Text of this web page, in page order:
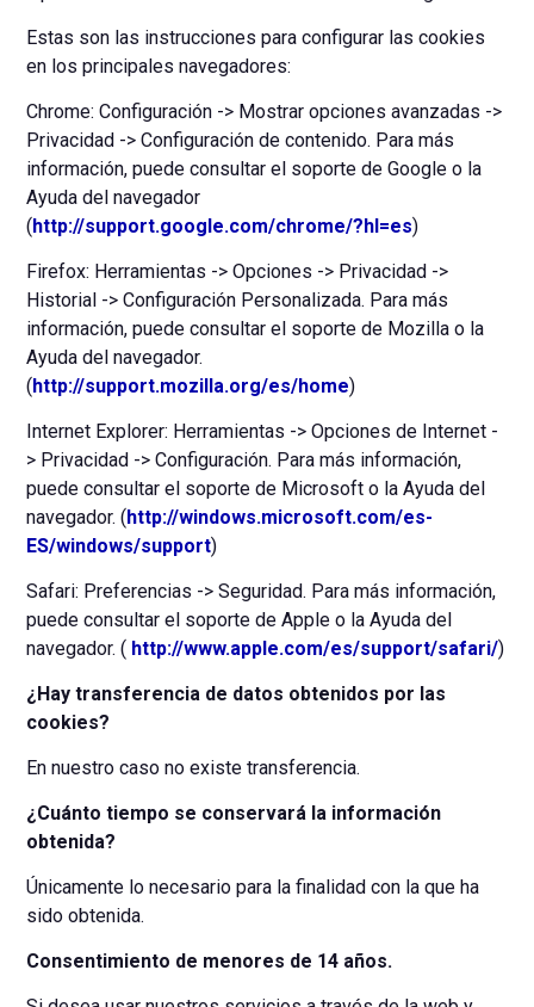
Estas son las instrucciones para configurar las cookies
en los principales navegadores:
Chrome: Configuración -> Mostrar opciones avanzadas ->
Privacidad -> Configuración de contenido. Para más
información, puede consultar el soporte de Google o la
Ayuda del navegador
(http://support.google.com/chrome/?hl=es)
Firefox: Herramientas -> Opciones -> Privacidad ->
Historial -> Configuración Personalizada. Para más
información, puede consultar el soporte de Mozilla o la
Ayuda del navegador.
(http://support.mozilla.org/es/home)
Internet Explorer: Herramientas -> Opciones de Internet -
> Privacidad -> Configuración. Para más información,
puede consultar el soporte de Microsoft o la Ayuda del
navegador. (http://windows.microsoft.com/es-
ES/windows/support)
Safari: Preferencias -> Seguridad. Para más información,
puede consultar el soporte de Apple o la Ayuda del
navegador. ( http://www.apple.com/es/support/safari/)
¿Hay transferencia de datos obtenidos por las
cookies?
En nuestro caso no existe transferencia.
¿Cuánto tiempo se conservará la información
obtenida?
Únicamente lo necesario para la finalidad con la que ha
sido obtenida.
Consentimiento de menores de 14 años.